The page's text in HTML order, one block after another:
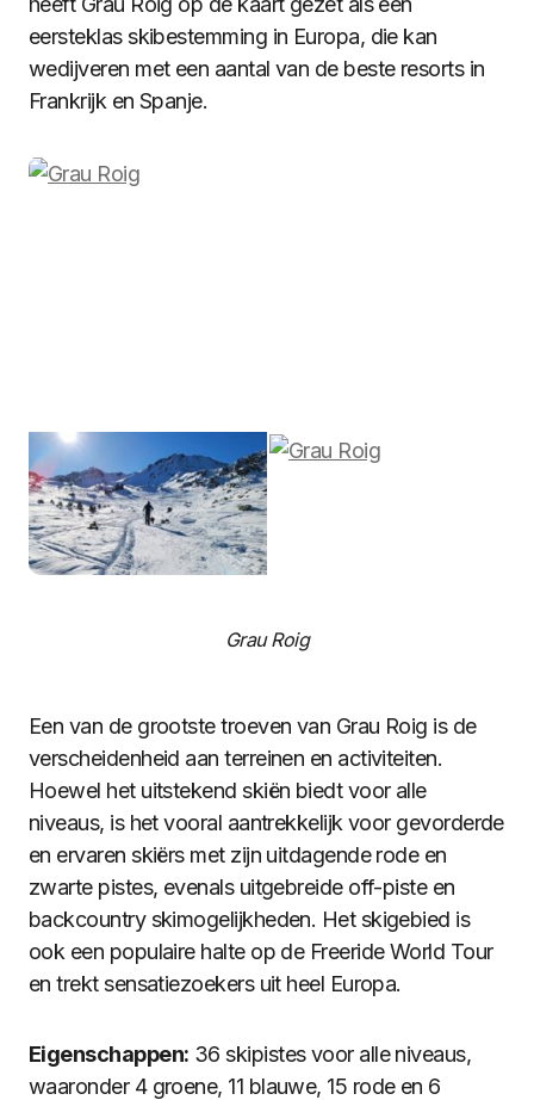
eersteklas skibestemming in Europa, die kan
wedijveren met een aantal van de beste resorts in
Frankrijk en Spanje.
Grau Roig
Een van de grootste troeven van Grau Roig is de
verscheidenheid aan terreinen en activiteiten.
Hoewel het uitstekend skiën biedt voor alle
niveaus, is het vooral aantrekkelijk voor gevorderde
en ervaren skiërs met zijn uitdagende rode en
zwarte pistes, evenals uitgebreide off-piste en
backcountry skimogelijkheden. Het skigebied is
ook een populaire halte op de Freeride World Tour
en trekt sensatiezoekers uit heel Europa.
Eigenschappen: 36 skipistes voor alle niveaus,
waaronder 4 groene, 11 blauwe, 15 rode en 6